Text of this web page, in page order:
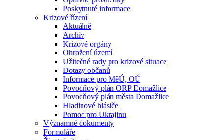
Poskytnuté informace
Krizové řízení
Aktuálně
Archiv
Krizové orgány
Ohrožení území
Užitečné rady pro krizové situace
Dotazy občanů
Informace pro MěÚ, OÚ
Povodňový plán ORP Domažlice
Povodňový plán města Domažlice
Hladinové hlásiče
Pomoc pro Ukrajinu
Významné dokumenty
Formuláře